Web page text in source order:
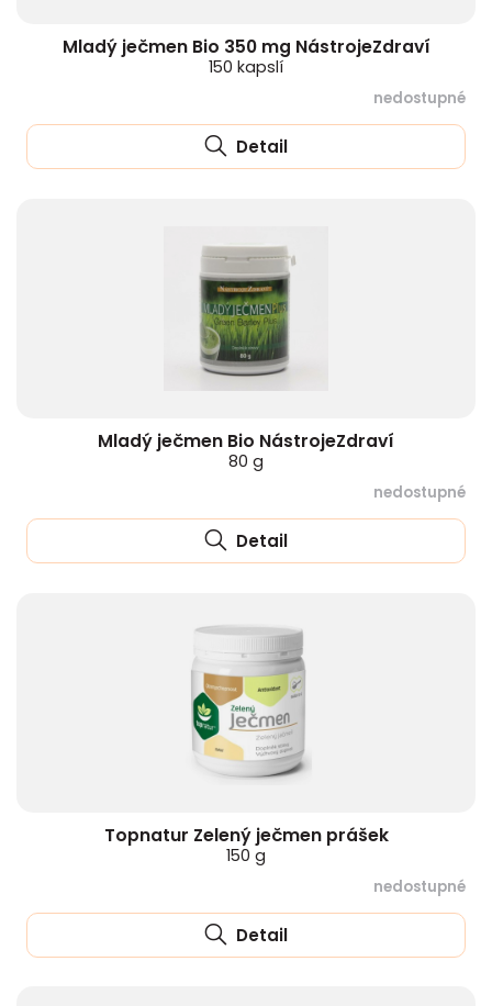
Mladý ječmen Bio 350 mg NástrojeZdraví
150 kapslí
nedostupné
Detail
Mladý ječmen Bio NástrojeZdraví
80 g
nedostupné
Detail
Topnatur Zelený ječmen prášek
150 g
nedostupné
Detail